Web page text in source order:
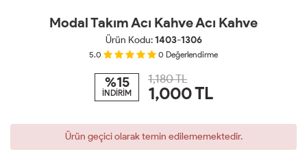
Modal Takım Acı Kahve Acı Kahve
Ürün Kodu:1403-1306
5.0 0 Değerlendirme
%15
İNDİRİM
1,180 TL
1,000TL
Ürün geçici olarak temin edilememektedir.